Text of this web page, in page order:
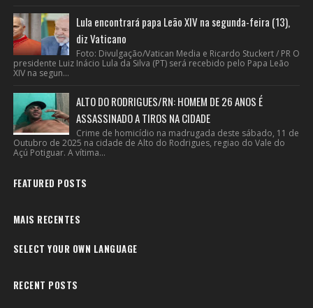
Lula encontrará papa Leão XIV na segunda-feira (13),
diz Vaticano
Foto: Divulgação/Vatican Media e Ricardo Stuckert / PR O
presidente Luiz Inácio Lula da Silva (PT) será recebido pelo Papa Leão
XIV na segun...
ALTO DO RODRIGUES/RN: HOMEM DE 26 ANOS É
ASSASSINADO A TIROS NA CIDADE
Crime de homicídio na madrugada deste sábado, 11 de
Outubro de 2025 na cidade de Alto do Rodrigues, regiao do Vale do
Açú Potiguar. A vítima...
FEATURED POSTS
MAIS RECENTES
SELECT YOUR OWN LANGUAGE
RECENT POSTS